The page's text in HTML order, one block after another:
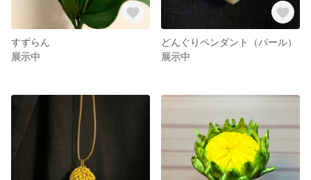
すずらん
展示中
どんぐりペンダント（パール）
展示中